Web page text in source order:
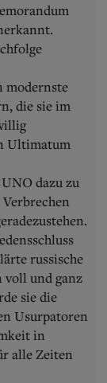
modernste
die sie im
Ultimatum
dazu zu
russische
voll und ganz
sie die
Usurpatoren
in
alle Zeiten